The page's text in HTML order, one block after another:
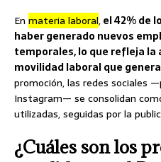
En materia laboral,el 42% de
haber generado nuevos
temporales, lo que refleja la
movilidad laboral que
promoción, las redes sociales
Instagram— se consolidan
utilizadas, seguidas por la
¿Cuáles son los